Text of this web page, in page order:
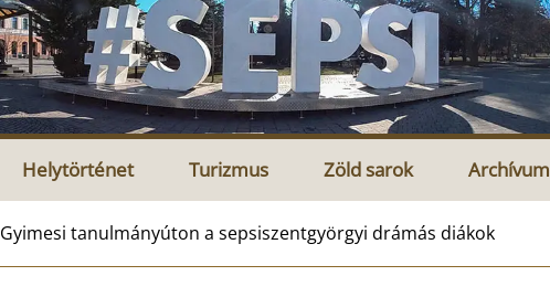
Helytörténet Turizmus Zöld sarok Archívum
Gyimesi tanulmányúton a sepsiszentgyörgyi drámás diákok